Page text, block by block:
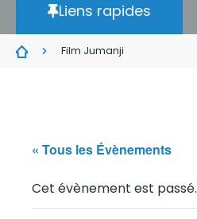
Liens rapides
Film Jumanji
« Tous les Évènements
Cet évènement est passé.